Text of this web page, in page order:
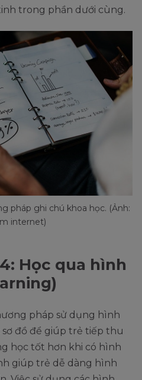
trong phần dưới cùng.
pháp ghi chú khoa học. (Ảnh:
internet)
Học qua hình
pháp sử dụng hình
sơ đồ để giúp trẻ tiếp thu
học tốt hơn khi có hình
giúp trẻ dễ dàng hình